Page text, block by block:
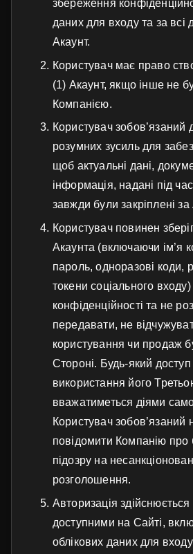
збереження
даних для входу та за всі
Акаунт.
Користувач має право
(1) Акаунт, якщо інше не
Компанією.
Користувач зобов’язаний
розумних зусиль для
щоб актуальні дані,
інформація, надані під час
завжди були закріплені
Користувач повинен
Акаунта (включаючи ім’я
пароль, одноразові коди,
токени соціального входу)
конфіденційності та не
передавати, не
користування чи продаж
Стороні. Будь-який
використання його
вважатиметься діями
Користувач зобов’язаний
повідомити Компанію про
підозру на
розголошення.
Авторизація
доступними на Сайті,
облікових даних для